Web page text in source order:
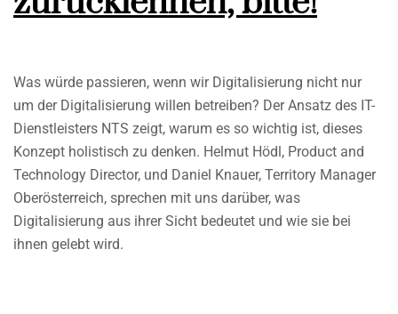
Was würde passieren, wenn wir Digitalisierung nicht nur
um der Digitalisierung willen betreiben? Der Ansatz des IT-
Dienstleisters NTS zeigt, warum es so wichtig ist, dieses
Konzept holistisch zu denken. Helmut Hödl, Product and
Technology Director, und Daniel Knauer, Territory Manager
Oberösterreich, sprechen mit uns darüber, was
Digitalisierung aus ihrer Sicht bedeutet und wie sie bei
ihnen gelebt wird.